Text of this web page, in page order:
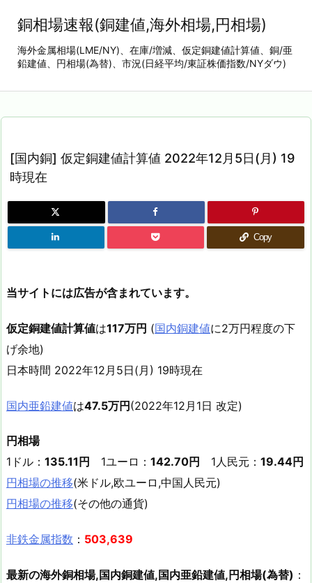
銅相場速報(銅建値,海外相場,円相場)
海外金属相場(LME/NY)、在庫/増減、仮定銅建値計算値、銅/亜
鉛建値、円相場(為替)、市況(日経平均/東証株価指数/NYダウ)
[国内銅] 仮定銅建値計算値 2022年12月5日(月) 19
時現在
Copy
当サイトには広告が含まれています。
仮定銅建値計算値は117万円 (国内銅建値に2万円程度の下
げ余地)
日本時間 2022年12月5日(月) 19時現在
国内亜鉛建値は47.5万円(2022年12月1日 改定)
円相場
1ドル： 135.11円 1ユーロ： 142.70円 1人民元： 19.44円
円相場の推移(米ドル,欧ユーロ,中国人民元)
円相場の推移(その他の通貨)
非鉄金属指数 ： 503,639
最新の海外銅相場,国内銅建値,国内亜鉛建値,円相場(為替) ：